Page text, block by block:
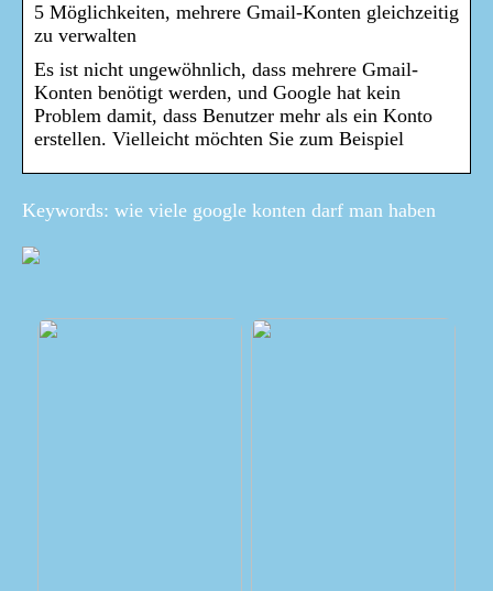
5 Möglichkeiten, mehrere Gmail-Konten gleichzeitig
zu verwalten
Es ist nicht ungewöhnlich, dass mehrere Gmail-
Konten benötigt werden, und Google hat kein
Problem damit, dass Benutzer mehr als ein Konto
erstellen. Vielleicht möchten Sie zum Beispiel
Keywords: wie viele google konten darf man haben